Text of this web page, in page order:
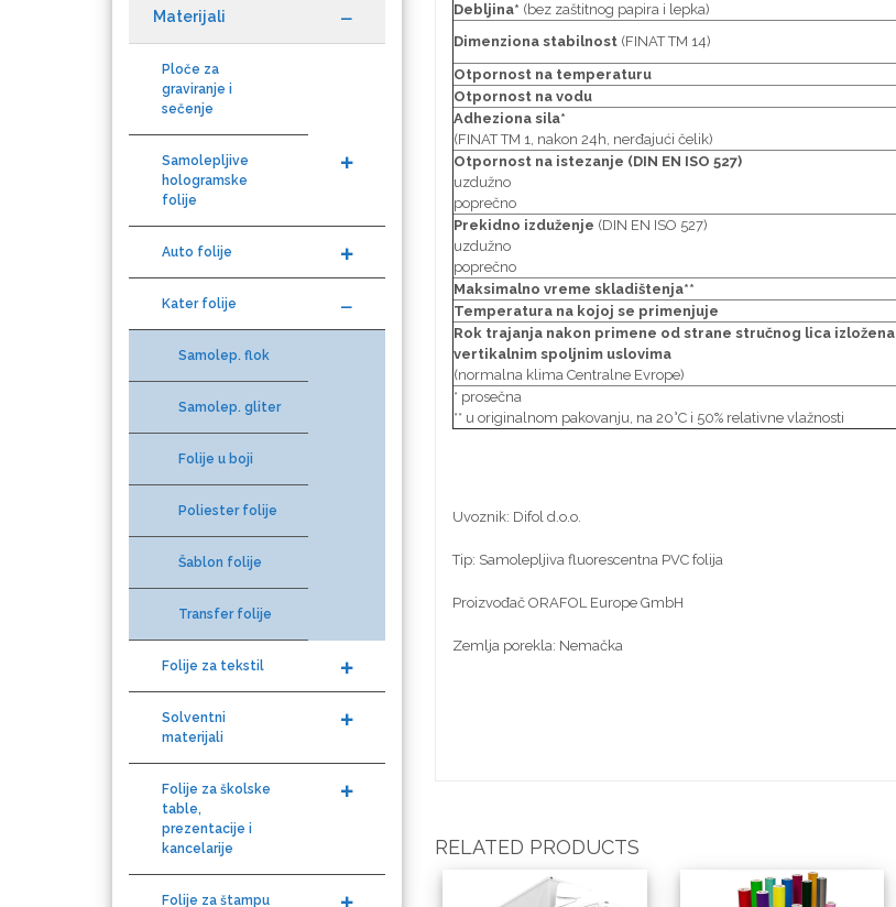
Debljina* (bez zaštitnog papira i lepka)
Dimenziona stabilnost(FINAT TM 14)
Otpornost na temperaturu
Otpornost na vodu
Adheziona sila*
(FINAT TM 1, nakon 24h, nerđajući čelik)
Otpornost na istezanje (DIN EN ISO 527)
uzdužno
poprečno
Prekidno izduženje (DIN EN ISO 527)
uzdužno
poprečno
Maksimalno vreme skladištenja**
Temperatura na kojoj se primenjuje
Rok trajanja nakon primene od strane stručnog lica izložena
vertikalnim spoljnim uslovima
(normalna klima Centralne Evrope)
* prosečna
** u originalnom pakovanju, na 20°C i 50% relativne vlažnosti
Uvoznik: Difol d.o.o.
Tip: Samolepljiva fluorescentna PVC folija
Proizvođač ORAFOL Europe GmbH
Zemlja porekla: Nemačka
RELATED PRODUCTS
Graphtec
sečenje
folije
prezentacije i
kancelarije